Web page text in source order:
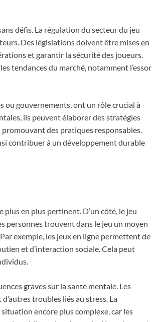
défis. La régulation du secteur du jeu
Des législations doivent être mises en
et garantir la sécurité des joueurs.
tendances du marché, notamment l’essor
ou gouvernements, ont un rôle crucial à
ils peuvent élaborer des stratégies
des pratiques responsables.
contribuer à un développement durable
plus en plus pertinent. D’un côté, le jeu
personnes trouvent dans le jeu un moyen
exemple, les jeux en ligne permettent de
et d’interaction sociale. Cela peut
graves sur la santé mentale. Les
troubles liés au stress. La
encore plus complexe, car les